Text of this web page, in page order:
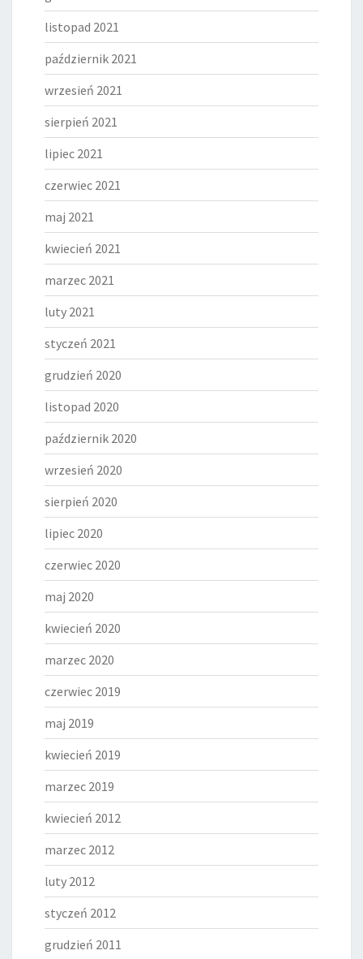
listopad 2021
październik 2021
wrzesień 2021
sierpień 2021
lipiec 2021
czerwiec 2021
maj 2021
kwiecień 2021
marzec 2021
luty 2021
styczeń 2021
grudzień 2020
listopad 2020
październik 2020
wrzesień 2020
sierpień 2020
lipiec 2020
czerwiec 2020
maj 2020
kwiecień 2020
marzec 2020
czerwiec 2019
maj 2019
kwiecień 2019
marzec 2019
kwiecień 2012
marzec 2012
luty 2012
styczeń 2012
grudzień 2011